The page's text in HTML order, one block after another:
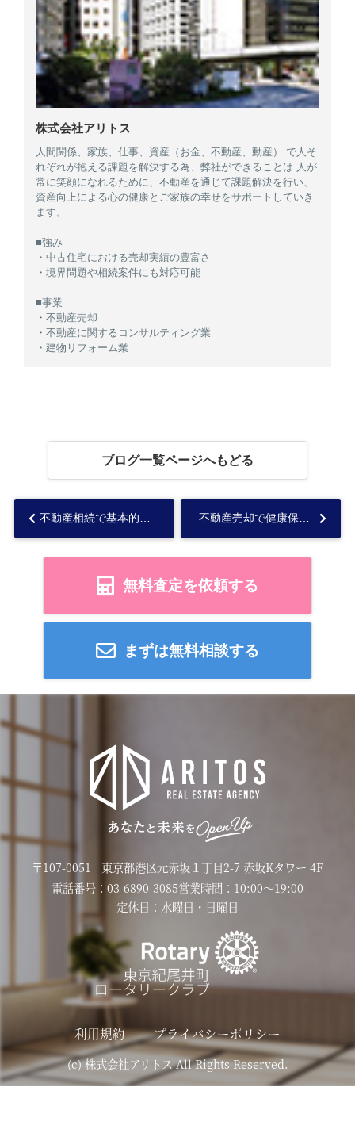
株式会社アリトス
人間関係、家族、仕事、資産（お金、不動産、動産） で人そ
れぞれが抱える課題を解決する為、弊社ができることは 人が
常に笑顔になれるために、不動産を通じて課題解決を行い、
資産向上による心の健康とご家族の幸せをサポートしていき
ます。
■強み
・中古住宅における売却実績の豊富さ
・境界問題や相続案件にも対応可能
■事業
・不動産売却
・不動産に関するコンサルティング業
・建物リフォーム業
ブログ一覧ページへもどる
不動産相続で基本的には確定申告は不要！必要なケースと申告方法を解説... 不動産売却で健康保険料はどうなる？上がるケースや抑える方法も解説...
無料査定を依頼する
まずは無料相談する
〒107-0051
東京都港区元赤坂１丁目2-7 赤坂Kタワー 4F
電話番号： 03-6890-3085営業時間： 10:00〜19:00
定休日： 水曜日・日曜日
利用規約 プライバシーポリシー
(c) 株式会社アリトス All Rights Reserved.